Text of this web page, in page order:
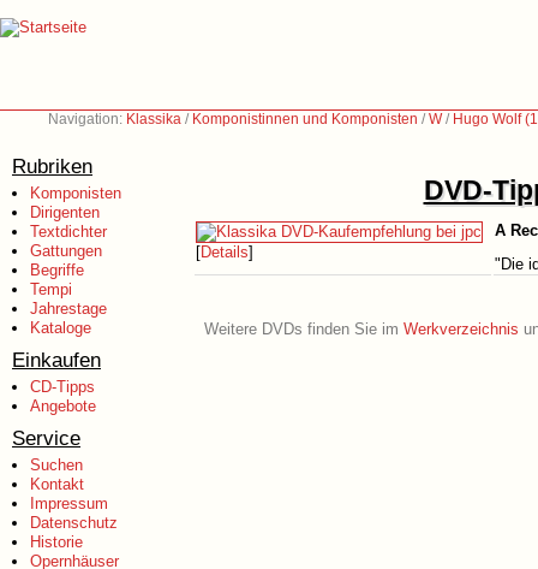
Navigation: Klassika / Komponistinnen und Komponisten /W/ Hugo Wolf
Rubriken
Komponisten
Dirigenten
Textdichter
Gattungen
Begriffe
Tempi
Jahrestage
Kataloge
Einkaufen
CD-Tipps
Angebote
Service
Suchen
Kontakt
Impressum
Datenschutz
Historie
Opernhäuser
DVD-
[Details]
A
"Die
Weitere DVDs finden Sie im Werkverzeichnis